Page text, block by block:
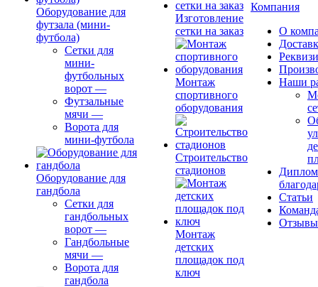
Оборудование для
футзала (мини-
футбола)
Сетки для
мини-
футбольных
ворот —
Футзальные
мячи —
Ворота для
мини-футбола
Оборудование для
гандбола
Сетки для
гандбольных
ворот —
Гандбольные
мячи —
Ворота для
гандбола
Изготовление
сетки на заказ
Монтаж
спортивного
оборудования
Строительство
стадионов
Монтаж
детских
площадок под
ключ
Компания
О
Наши
Статьи
Отзывы